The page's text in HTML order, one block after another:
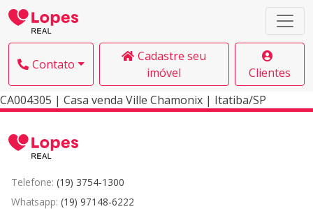
Contato
Cadastre seu
imóvel
Clientes
CA004305 | Casa venda Ville Chamonix | Itatiba/SP
Telefone: (19) 3754-1300
Whatsapp: (19) 97148-6222